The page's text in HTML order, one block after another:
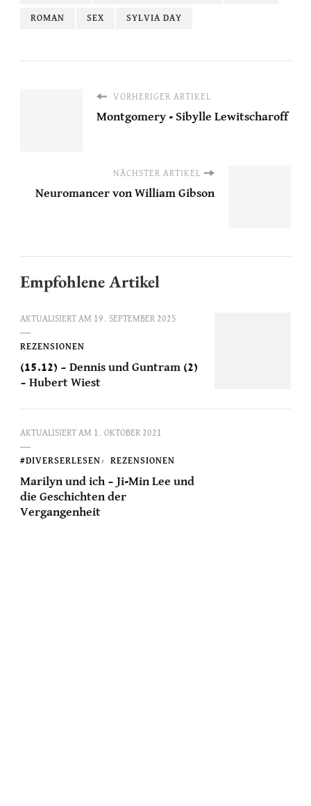
ROMAN SEX SYLVIA DAY
VORHERIGER ARTIKEL
Montgomery - Sibylle Lewitscharoff
NÄCHSTER ARTIKEL
Neuromancer von William Gibson
Empfohlene Artikel
AKTUALISIERT AM 19. SEPTEMBER 2025
REZENSIONEN
(15.12) – Dennis und Guntram (2)
– Hubert Wiest
AKTUALISIERT AM 1. OKTOBER 2021
#DIVERSERLESEN REZENSIONEN
Marilyn und ich – Ji-Min Lee und
die Geschichten der
Vergangenheit